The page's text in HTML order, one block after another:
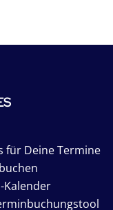
für Deine Termine
Kalender